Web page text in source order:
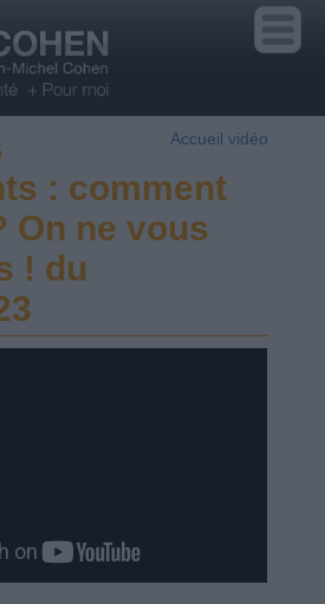
Accueil vidéo
: comment
On ne vous
! du